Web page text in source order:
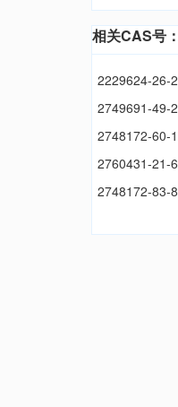
相关CAS号：
2229624-26-2
2749691-49-2
2748172-60-1
2760431-21-6
2748172-83-8